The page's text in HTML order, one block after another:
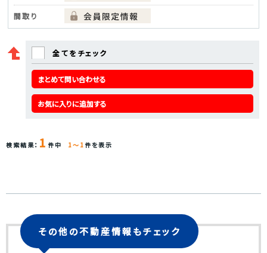
間取り
全てをチェック
まとめて問い合わせる
お気に入りに追加する
検索結果： 1 件中 1～1件を表示
その他の不動産情報もチェック